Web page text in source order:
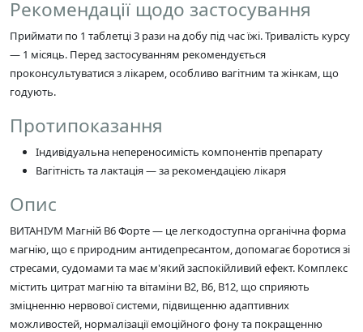
Рекомендації щодо застосування
Приймати по 1 таблетці 3 рази на добу під час їжі. Тривалість курсу
— 1 місяць. Перед застосуванням рекомендується
проконсультуватися з лікарем, особливо вагітним та жінкам, що
годують.
Протипоказання
Індивідуальна непереносимість компонентів препарату
Вагітність та лактація — за рекомендацією лікаря
Опис
ВИТАНІУМ Магній В6 Форте — це легкодоступна органічна форма
магнію, що є природним антидепресантом, допомагає боротися зі
стресами, судомами та має м'який заспокійливий ефект. Комплекс
містить цитрат магнію та вітаміни В2, В6, В12, що сприяють
зміцненню нервової системи, підвищенню адаптивних
можливостей, нормалізації емоційного фону та покращенню